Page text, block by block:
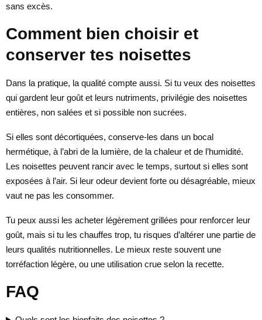
sans excès.
Comment bien choisir et
conserver tes noisettes
Dans la pratique, la qualité compte aussi. Si tu veux des noisettes
qui gardent leur goût et leurs nutriments, privilégie des noisettes
entières, non salées et si possible non sucrées.
Si elles sont décortiquées, conserve-les dans un bocal
hermétique, à l’abri de la lumière, de la chaleur et de l’humidité.
Les noisettes peuvent rancir avec le temps, surtout si elles sont
exposées à l’air. Si leur odeur devient forte ou désagréable, mieux
vaut ne pas les consommer.
Tu peux aussi les acheter légèrement grillées pour renforcer leur
goût, mais si tu les chauffes trop, tu risques d’altérer une partie de
leurs qualités nutritionnelles. Le mieux reste souvent une
torréfaction légère, ou une utilisation crue selon la recette.
FAQ